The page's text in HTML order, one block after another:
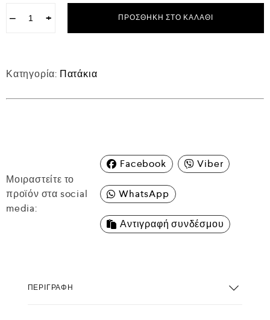
− + ΠΡΟΣΘΉΚΗ ΣΤΟ ΚΑΛΆΘΙ
Κατηγορία: Πατάκια
Μοιραστείτε το
προϊόν στα social
media:
Facebook Viber
WhatsApp
Αντιγραφή συνδέσμου
ΠΕΡΙΓΡΑΦΉ